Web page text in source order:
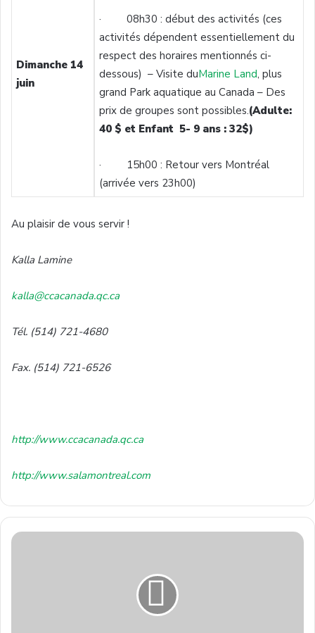
Dimanche 14
juin
· 08h30 : début des activités (ces
activités dépendent essentiellement du
respect des horaires mentionnés ci-
dessous) – Visite duMarine Land, plus
grand Park aquatique au Canada – Des
prix de groupes sont possibles.(Adulte:
40 $ et Enfant 5- 9 ans : 32$)
· 15h00 : Retour vers Montréal
(arrivée vers 23h00)
Au plaisir de vous servir !
Kalla Lamine
kalla@ccacanada.qc.ca
Tél. (514) 721-4680
Fax. (514) 721-6526
http://www.ccacanada.qc.ca
http://www.salamontreal.com